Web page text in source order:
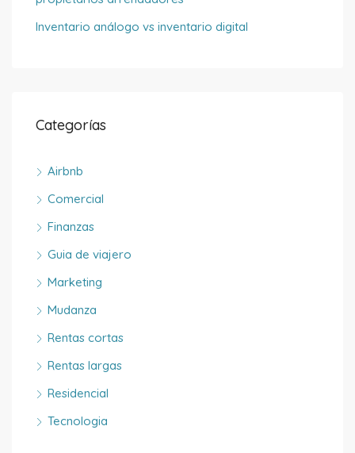
Inventario análogo vs inventario digital
Categorías
Airbnb
Comercial
Finanzas
Guia de viajero
Marketing
Mudanza
Rentas cortas
Rentas largas
Residencial
Tecnologia